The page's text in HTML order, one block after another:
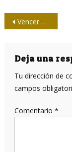
entradas
Vencer al bloqueo sin esperar que lo levanten
Deja una
Tu dirección de
campos
Comentario *